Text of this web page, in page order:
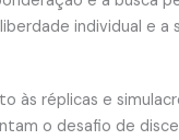
individual e a
às réplicas e
o desafio de